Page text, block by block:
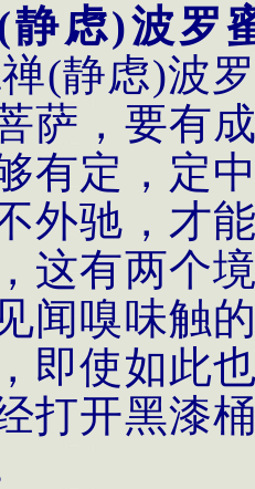
静虑)波罗
禅(静虑)波
萨，要有
有定，定
外驰，才
这有两个
闻嗅味触
即使如此
打开黑漆